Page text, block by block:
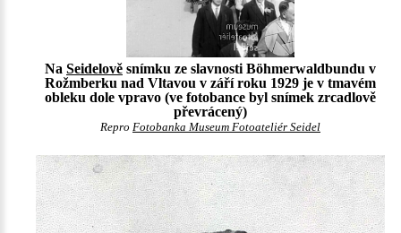
Na Seidelově snímku ze slavnosti Böhmerwaldbundu v
Rožmberku nad Vltavou v září roku 1929 je v tmavém
obleku dole vpravo (ve fotobance byl snímek zrcadlově
převrácený)
Repro Fotobanka Museum Fotoateliér Seidel